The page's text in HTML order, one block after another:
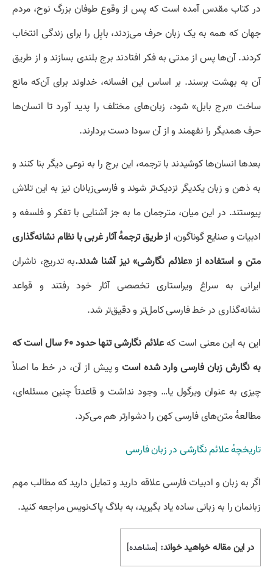
در کتاب مقدس آمده است که پس از وقوع طوفان بزرگ نوح، مردم
جهان که همه به یک زبان حرف می‌زدند، بابِل را برای زندگی انتخاب
‌کردند. آن‌ها پس از مدتی به فکر افتادند برج بلندی بسازند و از طریق
آن به بهشت برسند. بر اساس این افسانه، خداوند برای آن‌که مانع
ساخت «برج بابل» شود، زبان‌های مختلف را پدید آورد تا انسان‌ها
حرف همدیگر را نفهمند و از آن سودا دست بردارند.
بعدها انسان‌ها کوشیدند با ترجمه، این برج را به نوعی دیگر بنا کنند و
به ذهن و زبان یکدیگر نزدیک‌تر شوند و فارسی‌زبانان نیز به این تلاش
پیوستند. در این میان، مترجمان ما به جز آشنایی با تفکر و فلسفه و
ادبیات و صنایع گوناگون،از طریق ترجمهٔ آثار غربی با نظام نشانه‌گذاری
متن و استفاده از «علائم نگارشی» نیز آشنا شدند.به تدریج، ناشران
ایرانی به سراغ ویراستاری تخصصی آثار خود رفتند و قواعد
نشانه‌گذاری در خط فارسی کامل‌تر و دقیق‌تر شد.
این به این معنی است که
علائم نگارشی تنها حدود ۶۰ سال است که
به نگارش زبان فارسی وارد شده استو پیش از آن، در خط ما اصلاً
چیزی به عنوان ویرگول یا… وجود نداشت و قاعدتاً چنین مسئله‌ای،
مطالعهٔ متن‌های فارسی کهن را دشوارتر هم می‌کرد.
تاریخچهٔ علائم نگارشی در زبان فارسی
اگر به زبان و ادبیات فارسی علاقه دارید و تمایل دارید که مطالب مهم
زبانمان را به زبانی ساده یاد بگیرید، بهبلاگ پاک‌نویسمراجعه کنید.
در این مقاله خواهید خواند: [مشاهده]